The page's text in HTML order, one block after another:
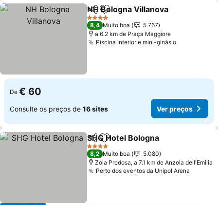
PartilharAdicionar aos favoritos
NH Bologna Villanova
4 Estrelas
8,4 Muito boa
5.767
a 6.2 km de Praça Maggiore
Piscina interior e mini-ginásio
De € 60
Consulte os preços de 16 sites Ver preços
PartilharAdicionar aos favoritos
SHG Hotel Bologna
4 Estrelas
8,2 Muito boa
5.080
Zola Predosa, a 7.1 km de Anzola dell'Emilia
Perto dos eventos da Unipol Arena